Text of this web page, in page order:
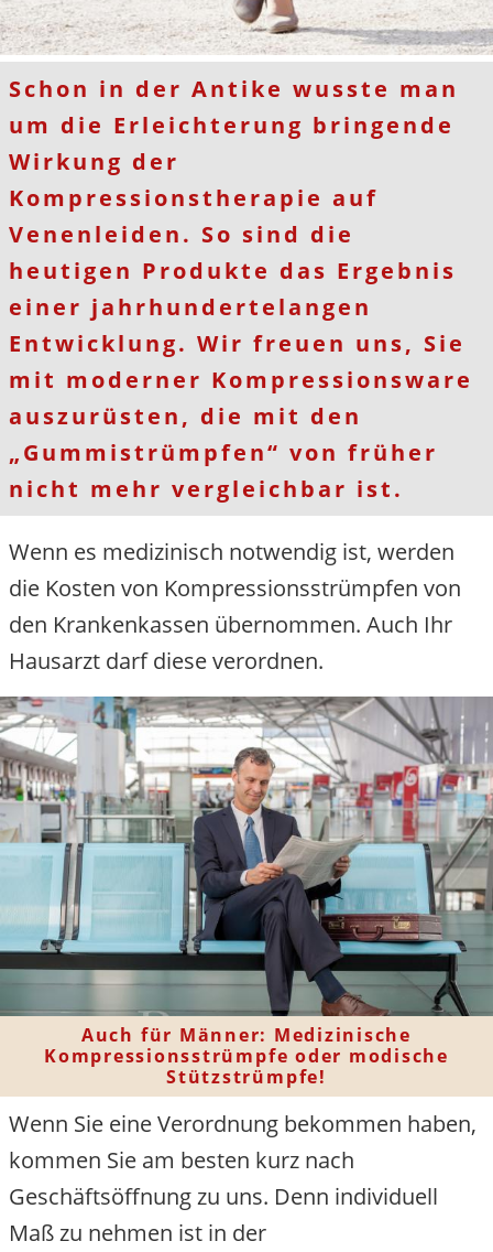
Schon in der Antike wusste man
um die Erleichterung bringende
Wirkung der
Kompressionstherapie auf
Venenleiden. So sind die
heutigen Produkte das Ergebnis
einer jahrhundertelangen
Entwicklung. Wir freuen uns, Sie
mit moderner Kompressionsware
auszurüsten, die mit den
„Gummistrümpfen“ von früher
nicht mehr vergleichbar ist.
Wenn es medizinisch notwendig ist, werden
die Kosten von Kompressionsstrümpfen von
den Krankenkassen übernommen. Auch Ihr
Hausarzt darf diese verordnen.
Auch für Männer: Medizinische
Kompressionsstrümpfe oder modische
Stützstrümpfe!
Wenn Sie eine Verordnung bekommen haben,
kommen Sie am besten kurz nach
Geschäftsöffnung zu uns. Denn individuell
Maß zu nehmen ist in der